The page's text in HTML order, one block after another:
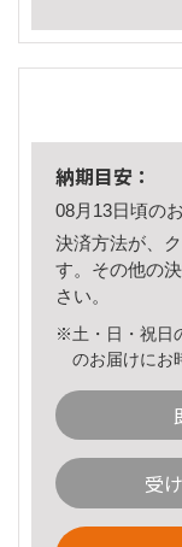
納期目安：
08月13日頃の
決済方法が、
す。その他の
さい。
※土・日・祝日
のお届けにお
受